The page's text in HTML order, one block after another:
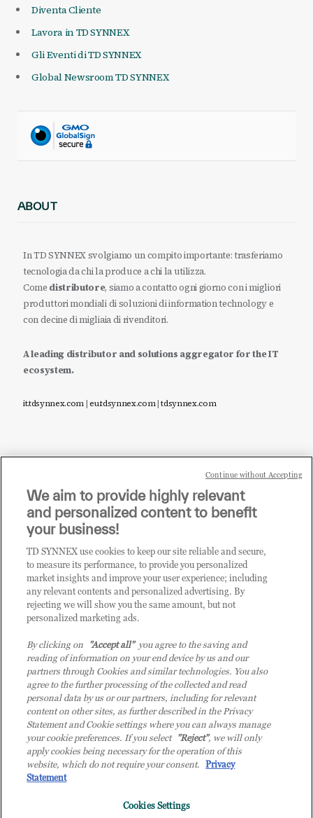
Diventa Cliente
Lavora in TD SYNNEX
Gli Eventi di TD SYNNEX
Global Newsroom TD SYNNEX
ABOUT
In TD SYNNEX svolgiamo un compito importante: trasferiamo
tecnologia da chi la produce a chi la utilizza.
Come distributore, siamo a contatto ogni giorno con i migliori
produttori mondiali di soluzioni di information technology e
con decine di migliaia di rivenditori.
A leading distributor and solutions aggregator for the IT
ecosystem.
it.tdsynnex.com|eu.tdsynnex.com|tdsynnex.com
Sei un rivenditore di tecnologia e desideri acquistare
i prodotti o le soluzioni trattate sul blog?
CLICCA QUI E DIVENTA
CLIENTE TD SYNNEX
© 2026 TD SYNNEX Italy S.r.l. - Sede legale: via Luigi Russolo 9, 20138 Milano
(MI) - Numero di iscrizione al Registro delle Imprese di Milano e Codice Fiscale:
07092780159 - P.IVA: 07092780159 - Eur 12.569.000,00 i.v - TD SYNNEX e TD
in altri Paesi. Società a socio unico soggetta all’attività di direzione e coordinamento
We aim to provide highly relevant
and personalized content to benefit
your business!
TD SYNNEX use cookies to keep our site reliable and secure,
to measure its performance, to provide you personalized
market insights and improve your user experience; including
any relevant contents and personalized advertising. By
rejecting we will show you the same amount, but not
personalized marketing ads.
By clicking on "Accept all"you agree to the saving and
reading of information on your end device by us and our
partners through Cookies and similar technologies. You also
agree to the further processing of the collected and read
personal data by us or our partners, including for relevant
content on other sites, as further described in the Privacy
Statement and Cookie settings where you can always manage
your cookie preferences. If you select "Reject", we will only
apply cookies being necessary for the operation of this
website, which do not require your consent. Privacy
Statement
Cookies Settings
Continue without Accepting